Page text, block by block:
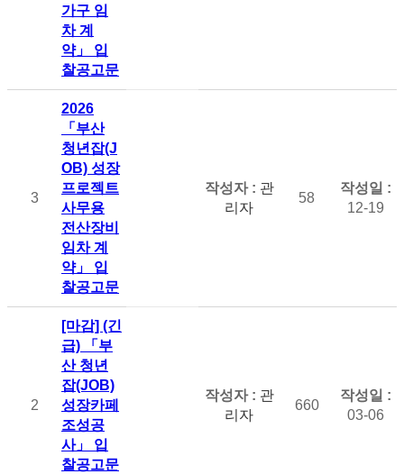
가구 임
차 계
약」 입
찰공고문
3
2026
「부산
청년잡(J
OB) 성장
프로젝트
사무용
전산장비
임차 계
약」 입
찰공고문
관
리자
58
12-19
2
[마감] (긴
급) 「부
산 청년
잡(JOB)
성장카페
조성공
사」 입
찰공고문
관
리자
660
03-06